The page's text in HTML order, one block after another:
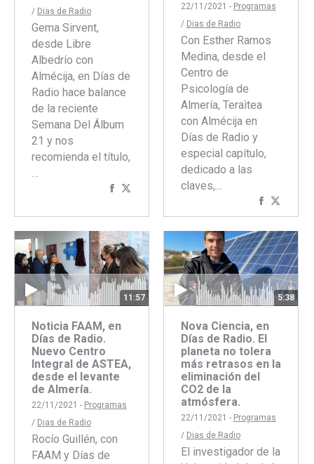
/ Dias de Radio
Gema Sirvent,
desde Libre
Albedrío con
Almécija, en Días de
Radio hace balance
de la reciente
Semana Del Álbum
21 y nos
recomienda el título,
…
Compartir
22/11/2021 - Programas
/ Dias de Radio
Con Esther Ramos
Medina, desde el
Centro de
Psicología de
Almería, Teraìtea
con Almécija en
Días de Radio y
especial capítulo,
dedicado a las
claves,…
Compartir
concon
11:57
Noticia FAAM, en
Días de Radio.
Nuevo Centro
Integral de ASTEA,
desde el levante
de Almería.
22/11/2021 - Programas
/ Dias de Radio
Rocío Guillén, con
FAAM y Días de
5:38
Nova Ciencia, en
Días de Radio. El
planeta no tolera
más retrasos en la
eliminación del
CO2 de la
atmósfera.
22/11/2021 - Programas
/ Dias de Radio
El investigador de la